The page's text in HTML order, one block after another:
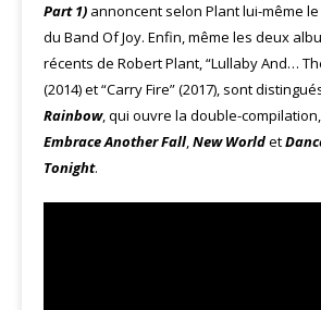
Part 1) annoncent selon Plant lui-même
du Band Of Joy. Enfin, même les deux
récents de Robert Plant, “Lullaby And…
(2014) et “Carry Fire” (2017), sont
Rainbow, qui ouvre la double-
Embrace Another Fall,New Worldet
Tonight.